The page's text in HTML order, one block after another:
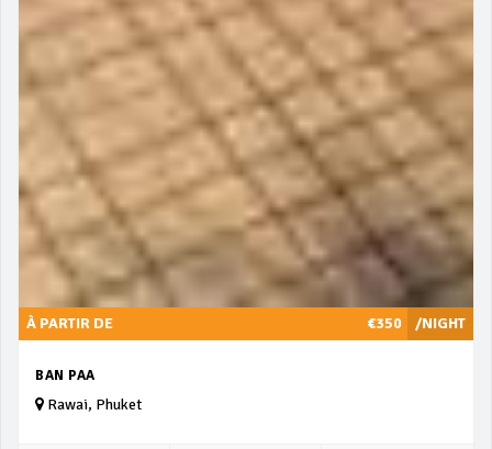
/NIGHT
À PARTIR DE €350
BAN PAA
Rawai, Phuket